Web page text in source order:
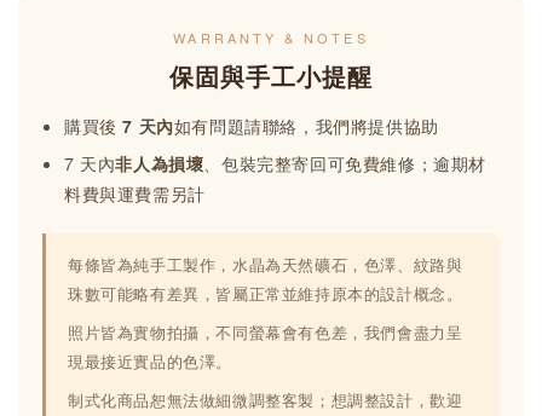
WARRANTY & NOTES
保固與手工小提醒
購買後7 天內如有問題請聯絡，我們將提供協助
7 天內非人為損壞、包裝完整寄回可免費維修；逾期材
料費與運費需另計
每條皆為純手工製作，水晶為天然礦石，色澤、紋路與
珠數可能略有差異，皆屬正常並維持原本的設計概念。
照片皆為實物拍攝，不同螢幕會有色差，我們會盡力呈
現最接近實品的色澤。
制式化商品恕無法做細微調整客製；想調整設計，歡迎